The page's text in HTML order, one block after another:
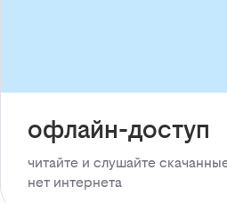
офлайн-доступ
читайте и слушайте
нет интернета